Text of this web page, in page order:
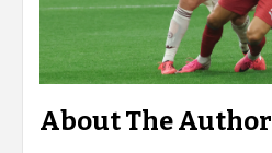
About The Author